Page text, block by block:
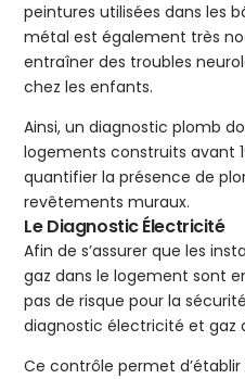
peintures utilisées dans les
métal est également très
entraîner des troubles
chez les enfants.
Ainsi, un diagnostic plomb
logements construits avant
quantifier la présence de
revêtements muraux.
Le Diagnostic Électricité
Afin de s’assurer que les
gaz dans le logement sont
pas de risque pour la
diagnostic électricité et gaz
Ce contrôle permet